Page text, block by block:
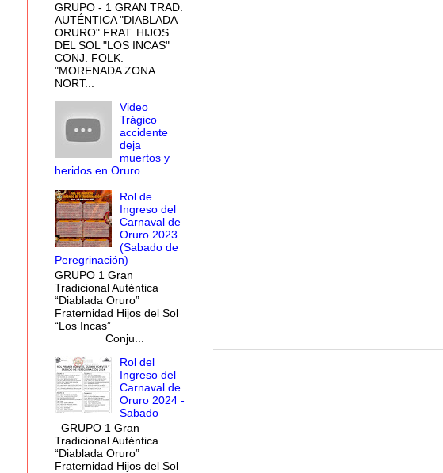
GRUPO - 1 GRAN TRAD.
AUTÉNTICA "DIABLADA
ORURO" FRAT. HIJOS
DEL SOL "LOS INCAS"
CONJ. FOLK.
"MORENADA ZONA
NORT...
Video
Trágico
accidente
deja
muertos y
heridos en Oruro
Rol de
Ingreso del
Carnaval de
Oruro 2023
(Sabado de
Peregrinación)
GRUPO 1 Gran
Tradicional Auténtica
“Diablada Oruro”
Fraternidad Hijos del Sol
“Los Incas”
Conju...
Rol del
Ingreso del
Carnaval de
Oruro 2024 -
Sabado
GRUPO 1 Gran
Tradicional Auténtica
“Diablada Oruro”
Fraternidad Hijos del Sol